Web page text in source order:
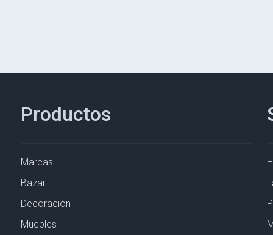
Productos
Marcas
Bazar
Decoración
Muebles